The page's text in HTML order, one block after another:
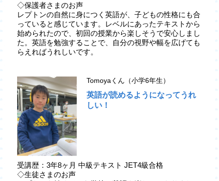
◇保護者さまのお声
レプトンの自然に身につく英語が、子どもの性格にも合
っていると感じています。レベルにあったテキストから
始められたので、初回の授業から楽しそうで安心しまし
た。英語を勉強することで、自分の視野や幅を広げても
らえればうれしいです。
Tomoyaくん（小学6年生）
英語が読めるようになってうれ
しい！
受講歴：3年8ヶ月 中級テキスト JET4級合格
◇生徒さまのお声